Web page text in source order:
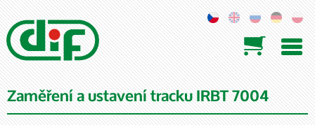

Zaměření a ustavení tracku IRBT 7004